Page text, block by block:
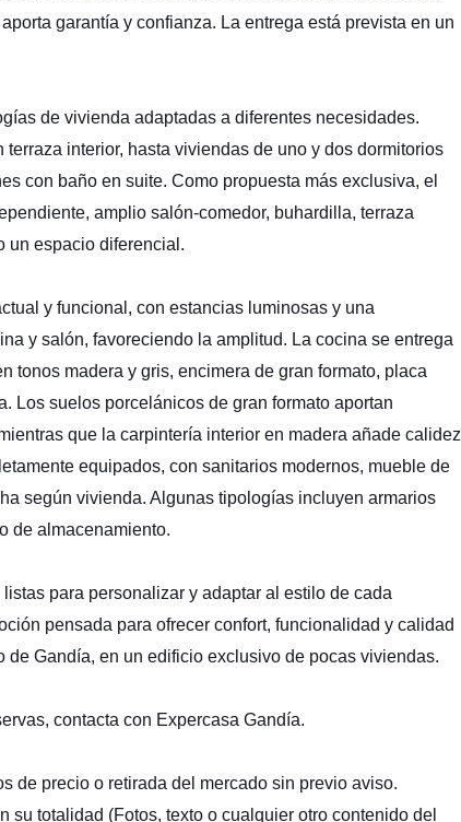
garantía y confianza. La entrega está prevista en un
de vivienda adaptadas a diferentes necesidades.
interior, hasta viviendas de uno y dos dormitorios
con baño en suite. Como propuesta más exclusiva, el
amplio salón-comedor, buhardilla, terraza
un espacio diferencial.
y funcional, con estancias luminosas y una
y salón, favoreciendo la amplitud. La cocina se entrega
tonos madera y gris, encimera de gran formato, placa
Los suelos porcelánicos de gran formato aportan
que la carpintería interior en madera añade calidez
equipados, con sanitarios modernos, mueble de
según vivienda. Algunas tipologías incluyen armarios
de almacenamiento.
para personalizar y adaptar al estilo de cada
pensada para ofrecer confort, funcionalidad y calidad
de Gandía, en un edificio exclusivo de pocas viviendas.
contacta con Expercasa Gandía.
de precio o retirada del mercado sin previo aviso.
su totalidad (Fotos, texto o cualquier otro contenido del